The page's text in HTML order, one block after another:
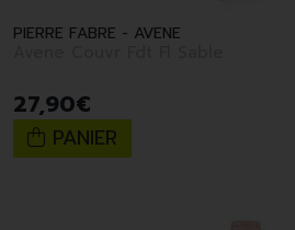
PIERRE FABRE - AVENE
27,90€
PANIER